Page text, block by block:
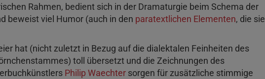
Rahmen, bedient sich in der Dramaturgie beim Schema der
beweist viel Humor (auch in den paratextlichen Elementen, die sie
hat (nicht zuletzt in Bezug auf die dialektalen Feinheiten des
toll übersetzt und die Zeichnungen des
Philip Waechter sorgen für zusätzliche stimmige